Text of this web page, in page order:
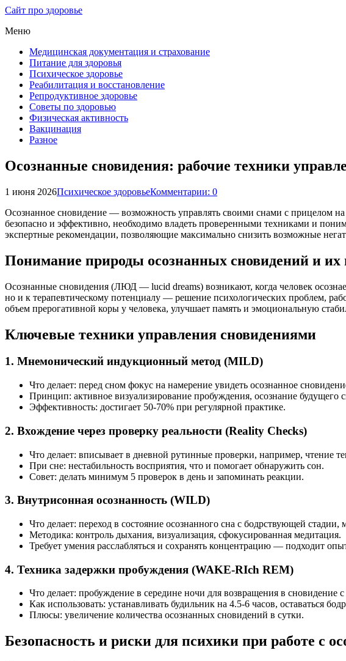
Сайт про здоровье
Меню
Медицинская документация и страхование
Питание для здоровья
Психическое здоровье
Реабилитация и восстановление
Репродуктивное здоровье
Советы по здоровью
Физическая активность
Вакцинация
Разное
Осознанные сновидения: рабочие техники
1 июня 2026Психическое здоровьеКомментарии: 0
Осознанное сновидение — возможность управлять своими снами с прицелом
безопасно и эффективно, необходимо владеть проверенными техниками и
экспертные рекомендации, позволяющие максимально снизить возможные
Понимание природы осознанных сновидений и их
Осознанные сновидения (ЛЮД — lucid dreams) возникают, когда человек
но и к терапевтическому потенциалу — решение психологических проблем,
объем прерогативной коры у человека, улучшает память и эмоциональную
Ключевые техники управления сновидениями
1. Мнемонический индукционный метод (MILD)
Что делает: перед сном фокус на намерение увидеть осознанное
Принцип: активное визуализирование пробуждения, осознание будущего
Эффективность: достигает 50-70% при регулярной практике.
2. Вхождение через проверку реальности (Reality Checks)
Что делает: вписывает в дневной рутинные проверки, например, чтение
При сне: нестабильность восприятия, что и помогает обнаружить сон.
Совет: делать минимум 5 проверок в день и запоминать реакции.
3. Внутрисонная осознанность (WILD)
Что делает: переход в состояние осознанного сна с бодрствующей
Методика: контроль дыхания, визуализация, сфокусированная медитация.
Требует умения расслабляться и сохранять концентрацию — подходит
4. Техника задержки пробуждения (WAKE-RIch REM)
Что делает: пробуждение в середине ночи для возвращения в сновидение
Как использовать: устанавливать будильник на 4.5-6 часов, оставаться
Плюсы: увеличение количества осознанных сновидений в сутки.
Безопасность и риски для психики при работе с